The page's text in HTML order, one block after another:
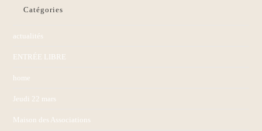
Catégories
actualités
ENTRÉE LIBRE
home
Jeudi 22 mars
Maison des Associations